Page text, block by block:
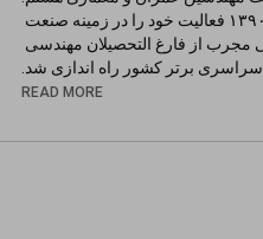
در صورت تمایل میتونید از لینک زیر وارد وبسایت موسسه شده و از READ MORE